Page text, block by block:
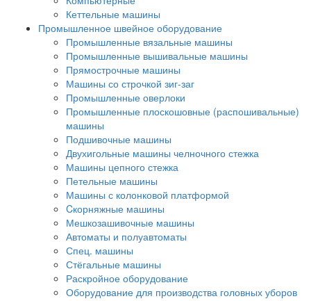
Кеттельные машины
Промышленное швейное оборудование
Промышленные вязальные машины
Промышленные вышивальные машины
Прямострочные машины
Машины со строчкой зиг-заг
Промышленные оверлоки
Промышленные плоскошовные (распошивальные)
машины
Подшивочные машины
Двухигольные машины челночного стежка
Машины цепного стежка
Петельные машины
Машины с колонковой платформой
Cкорняжные машины
Мешкозашивочные машины
Автоматы и полуавтоматы
Спец. машины
Стёгальные машины
Раскройное оборудование
Оборудование для производства головных уборов